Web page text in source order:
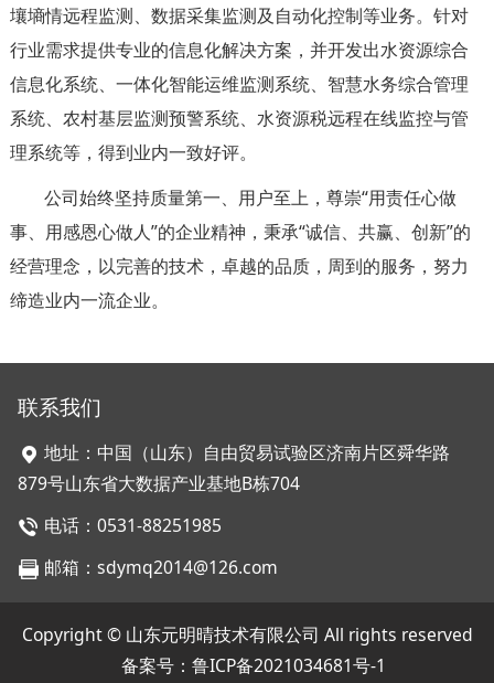
壤墒情远程监测、数据采集监测及自动化控制等业务。针对
行业需求提供专业的信息化解决方案，并开发出水资源综合
信息化系统、一体化智能运维监测系统、智慧水务综合管理
系统、农村基层监测预警系统、水资源税远程在线监控与管
理系统等，得到业内一致好评。
公司始终坚持质量第一、用户至上，尊崇“用责任心做
事、用感恩心做人”的企业精神，秉承“诚信、共赢、创新”的
经营理念，以完善的技术，卓越的品质，周到的服务，努力
缔造业内一流企业。
联系我们
地址：中国（山东）自由贸易试验区济南片区舜华路
879号山东省大数据产业基地B栋704
电话：0531-88251985
邮箱：sdymq2014@126.com
Copyright © 山东元明晴技术有限公司 All rights reserved
备案号： 鲁ICP备2021034681号-1